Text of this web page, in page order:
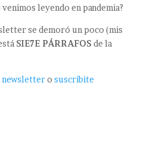
leyendo en pandemia?
se demoró un poco (mis
SIE7E PÁRRAFOS de la
newslettero suscribite